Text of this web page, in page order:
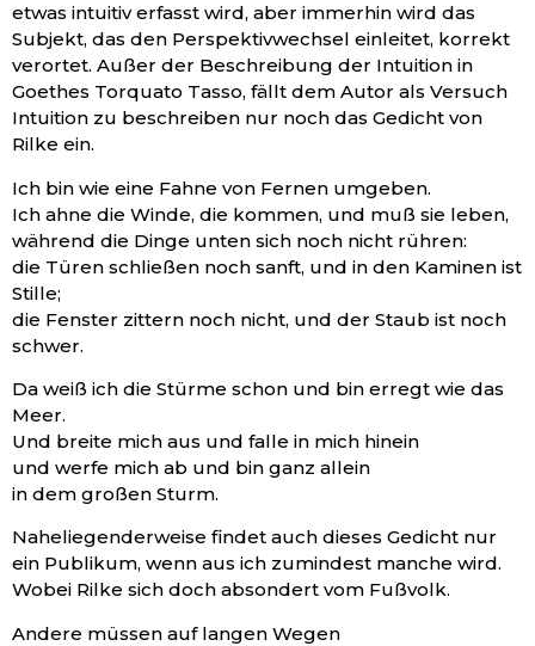
etwas intuitiv erfasst wird, aber immerhin wird das
Subjekt, das den Perspektivwechsel einleitet, korrekt
verortet. Außer der Beschreibung der Intuition in
Goethes Torquato Tasso, fällt dem Autor als Versuch
Intuition zu beschreiben nur noch das Gedicht von
Rilke ein.
Ich bin wie eine Fahne von Fernen umgeben.
Ich ahne die Winde, die kommen, und muß sie leben,
während die Dinge unten sich noch nicht rühren:
die Türen schließen noch sanft, und in den Kaminen ist
Stille;
die Fenster zittern noch nicht, und der Staub ist noch
schwer.
Da weiß ich die Stürme schon und bin erregt wie das
Meer.
Und breite mich aus und falle in mich hinein
und werfe mich ab und bin ganz allein
in dem großen Sturm.
Naheliegenderweise findet auch dieses Gedicht nur
ein Publikum, wenn aus ich zumindest manche wird.
Wobei Rilke sich doch absondert vom Fußvolk.
Andere müssen auf langen Wegen